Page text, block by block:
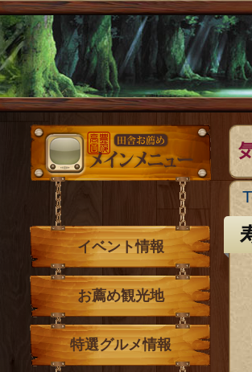
メイン
イベント情報
お薦め観光地
特選グルメ情報